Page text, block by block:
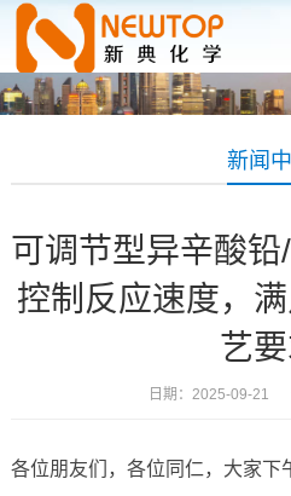
新闻
可调节型异辛酸
控制反应速度，
艺
日期：2025-09-21
各位朋友们，各位同仁，大家下